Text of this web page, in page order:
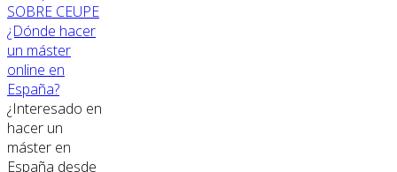
SOBRE CEUPE
¿Dónde hacer
un máster
online en
España?
¿Interesado en
hacer un
máster en
España desde